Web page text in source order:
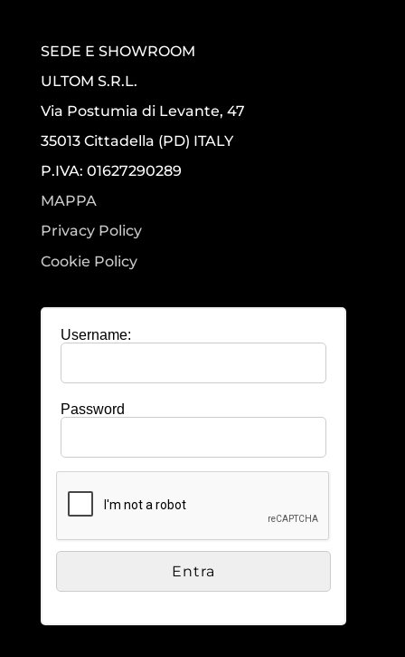
SEDE E SHOWROOM
ULTOM S.R.L.
Via Postumia di Levante, 47
35013 Cittadella (PD) ITALY
P.IVA: 01627290289
MAPPA
Privacy Policy
Cookie Policy
Username:
Password